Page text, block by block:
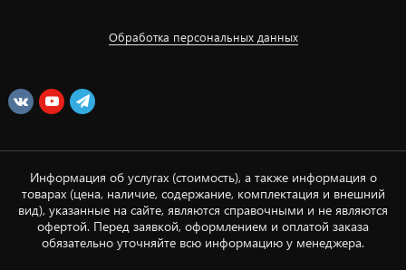
Обработка персональных данных
Информация об услугах (стоимость), а также информация о
товарах (цена, наличие, содержание, комплектация и внешний
вид), указанные на сайте, являются справочными и не являются
офертой. Перед заявкой, оформлением и оплатой заказа
обязательно уточняйте всю информацию у менеджера.